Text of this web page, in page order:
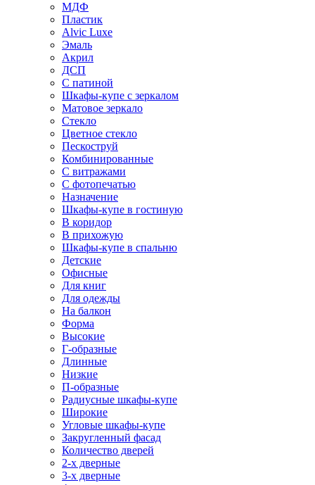
МДФ
Пластик
Alvic Luxe
Эмаль
Акрил
ДСП
С патиной
Шкафы-купе с зеркалом
Матовое зеркало
Стекло
Цветное стекло
Пескоструй
Комбинированные
С витражами
С фотопечатью
Назначение
Шкафы-купе в гостиную
В коридор
В прихожую
Шкафы-купе в спальню
Детские
Офисные
Для книг
Для одежды
На балкон
Форма
Высокие
Г-образные
Длинные
Низкие
П-образные
Радиусные шкафы-купе
Широкие
Угловые шкафы-купе
Закругленный фасад
Количество дверей
2-х дверные
3-х дверные